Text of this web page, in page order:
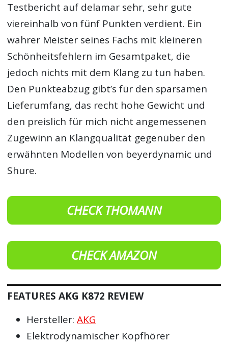
Testbericht auf delamar sehr, sehr gute
viereinhalb von fünf Punkten verdient. Ein
wahrer Meister seines Fachs mit kleineren
Schönheitsfehlern im Gesamtpaket, die
jedoch nichts mit dem Klang zu tun haben.
Den Punkteabzug gibt’s für den sparsamen
Lieferumfang, das recht hohe Gewicht und
den preislich für mich nicht angemessenen
Zugewinn an Klangqualität gegenüber den
erwähnten Modellen von beyerdynamic und
Shure.
CHECK THOMANN
CHECK AMAZON
FEATURES AKG K872 REVIEW
Hersteller:AKG
Elektrodynamischer Kopfhörer